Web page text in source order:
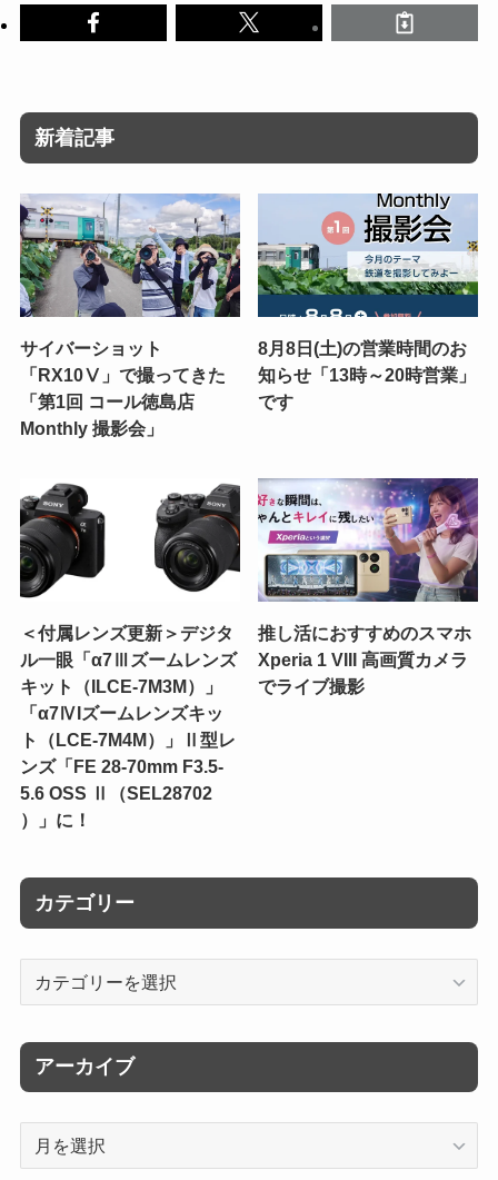
新着記事
サイバーショット
「RX10Ⅴ」で撮ってきた
「第1回 コール徳島店
Monthly 撮影会」
8月8日(土)の営業時間のお
知らせ「13時～20時営業」
です
＜付属レンズ更新＞デジタ
ル一眼「α7Ⅲズームレンズ
キット（ILCE-7M3M）」
「α7ⅣIズームレンズキッ
ト（LCE-7M4M）」Ⅱ型レ
ンズ「FE 28-70mm F3.5-
5.6 OSS Ⅱ（SEL28702
）」に！
推し活におすすめのスマホ
Xperia 1 VIII 高画質カメラ
でライブ撮影
カテゴリー
リ
ー
アーカイブ